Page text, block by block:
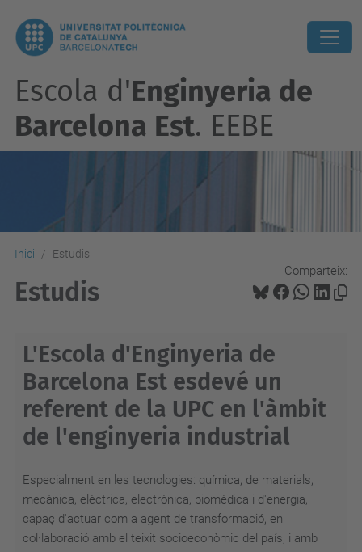
Escola d'Enginyeria de
Barcelona Est. EEBE
Inici Estudis
Comparteix:
Estudis
L'Escola d'Enginyeria de
Barcelona Est esdevé un
referent de la UPC en l'àmbit
de l'enginyeria industrial
Especialment en les tecnologies: química, de materials,
mecànica, elèctrica, electrònica, biomèdica i d'energia,
capaç d'actuar com a agent de transformació, en
col·laboració amb el teixit socioeconòmic del país, i amb